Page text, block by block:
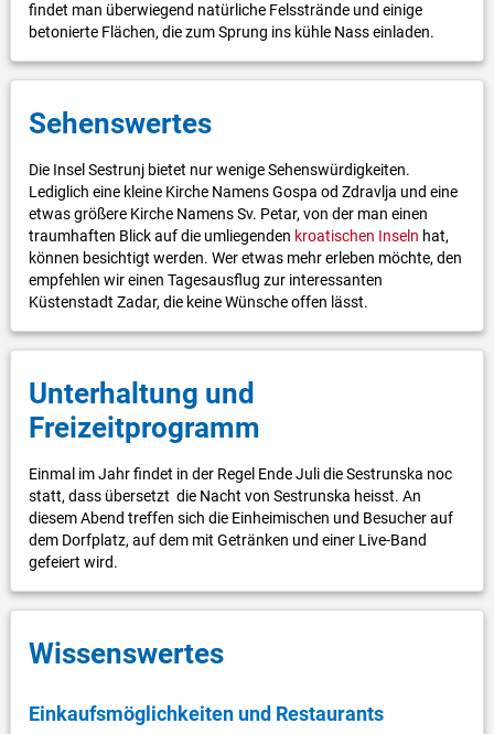
findet man überwiegend natürliche Felsstrände und einige
betonierte Flächen, die zum Sprung ins kühle Nass einladen.
Sehenswertes
Die Insel Sestrunj bietet nur wenige Sehenswürdigkeiten.
Lediglich eine kleine Kirche Namens Gospa od Zdravlja und eine
etwas größere Kirche Namens Sv. Petar, von der man einen
traumhaften Blick auf die umliegenden kroatischen Inseln hat,
können besichtigt werden. Wer etwas mehr erleben möchte, den
empfehlen wir einen Tagesausflug zur interessanten
Küstenstadt Zadar, die keine Wünsche offen lässt.
Unterhaltung und
Freizeitprogramm
Einmal im Jahr findet in der Regel Ende Juli die Sestrunska noc
statt, dass übersetzt die Nacht von Sestrunska heisst. An
diesem Abend treffen sich die Einheimischen und Besucher auf
dem Dorfplatz, auf dem mit Getränken und einer Live-Band
gefeiert wird.
Wissenswertes
Einkaufsmöglichkeiten und Restaurants